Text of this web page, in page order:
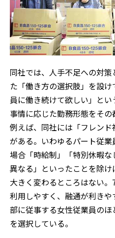
同社では、人手不足への対
た「働き方の選択肢」を設
員に働き続けて欲しい」と
事情に応じた勤務形態をその
例えば、同社には「フレン
がある。いわゆるパート従
場合「時給制」「特別休暇
異なる」といったことを除
大きく変わるところはない
利用しやすく、融通が利き
部に従事する女性従業員のほ
を選択している。